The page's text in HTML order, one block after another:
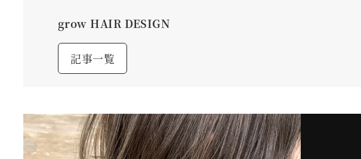
grow HAIR DESIGN
記事一覧